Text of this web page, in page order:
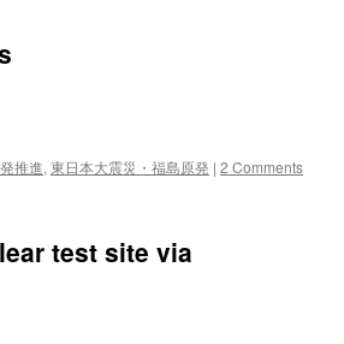
推進, 東日本大震災・福島原発 | 2 Comments
test site via